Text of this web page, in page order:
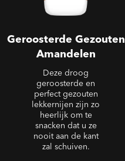
Geroosterde Gezouten
Amandelen
Deze droog
geroosterde en
perfect gezouten
lekkernijen zijn zo
heerlijk om te
snacken dat u ze
nooit aan de kant
zal schuiven.